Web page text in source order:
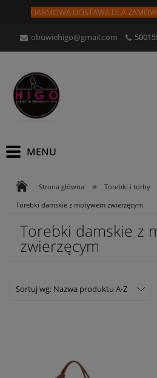
DARMOWA DOSTAWA DLAZAMÓW
obuwiehigo@gmail.com
Strona główna » Torebki i torby
Torebki damskie z motywem zwierzęcym
Torebki damskie z
zwierzęcym
Sortuj wg: Nazwa produktu A-Z